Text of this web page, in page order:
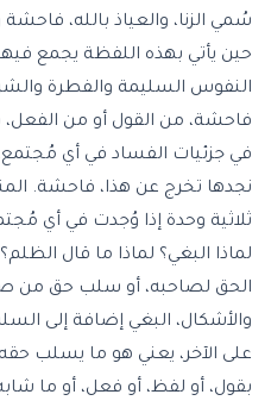
سُمي الزنا، والعياذ بالله،
حين يأتي بهذه اللفظة يجمع
النفوس السليمة والفطرة
فاحشة، من القول أو من الفعل،
في جزئيات الفساد في أي مُجتمع،
نجدها تخرج عن هذا، فاحشة.
ثلاثية وحدة إذا وُجدت في أي
لماذا البغي؟ لماذا ما قال
الحق لصاحبه، أو سلب حق من
والأشكال، البغي إضافة إلى
على الآخر، يعني هو ما يسلب
بقول، أو لفظ، أو فعل، أو ما